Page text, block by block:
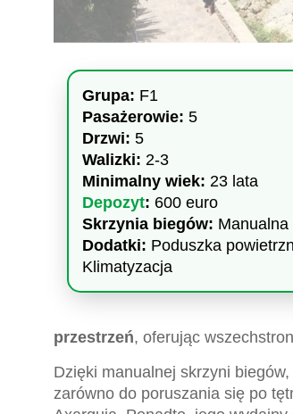
Grupa: F1
Pasażerowie: 5
Drzwi: 5
Walizki: 2-3
Minimalny wiek: 23 lata
Depozyt: 600 euro
Skrzynia biegów: Manualna
Dodatki: Poduszka
Klimatyzacja
przestrzeń, oferując
Dzięki manualnej skrzyni
zarówno do poruszania się po